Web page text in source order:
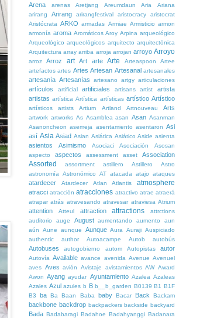
Arena arenas Aretjang Areumdaun Aria
Ariana
arirang
Arirang arirangfestival aristocracy
aristocrat
Aristócrata ARKO armadas Armiae Armisticio armon
armonía aroma Aromáticos Aroy Arpina arqueológico
Arqueológico arqueológicos arquitecto arquitectónica
Arquitectura array arriba arroja arrojan arroyo Arroyo
arroz Arroz art Art arte Arte Arteaspoon
Artee
artefactos artes Artes Artesan Artesanal artesanales
artesanía Artesanías artesano artgy articulaciones
artículos artificial artificiales artisans artist
artista
artistas artística Artística artísticas artístico Artístico
artísticos artists Artium Artland Artnouveau Arts
artwork artworks As Asamblea asan Asan Asanman
Asanoncheon asemeja asentamiento asentaron Asi
así Asia Asiad Asian Asiática Asiático Aside asienta
asientos Asimismo Asociaci Asociación
Asosan
aspecto
aspectos assessment asset Association
Assorted assortment astillero Astillero
Astro
astronomía
Astronómico AT atacada atajo ataques
atardecer Atardecer Atlan Atlantis atmosphere
atracci atracción atracciones atractivo atrae atraerá
atrapar atrás atravesando atravesar atraviesa Atrium
attention Atteul attraction attractions
attrctions
auditorio
auge August aumentando aumento
aun
aún
Aune aunque Aunque Aura Auraji Auspiciado
authentic
author Autoacampe Autob autobús
Autobuses autogobierno autom Autopistas autor
Autovía Available avance avenida Avenue Avenuel
aves Aves avión Avistaje avistamientos AW Award
Awon Ayang ayudar Ayuntamiento Azalea Azaleas
Azales Azul azules b B b__b_garden B0139 B1 B1F
B3
ba Ba Baan Baba baby Bacar Back Backam
backbone backdrop backpackers backside backyard
Bada Badabaragi Badahoe Badahyanggi Badanara